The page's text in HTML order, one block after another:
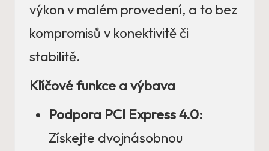
výkon v malém provedení, a to bez
kompromisů v konektivitě či
stabilitě.
Klíčové funkce a výbava
Podpora PCI Express 4.0:
Získejte dvojnásobnou